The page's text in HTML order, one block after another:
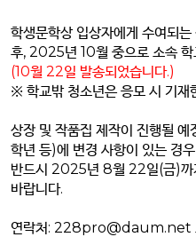
학생문학상 입상자에게 수여되
후, 2025년 10월 중으로 소속 학
(10월 22일 발송되었습니다.)
※ 학교밖 청소년은 응모 시 기재
상장 및 작품집 제작이 진행될 예
학년 등)에 변경 사항이 있는 경우
반드시 2025년 8월 22일(금)까
바랍니다.
연락처: 228pro@daum.net